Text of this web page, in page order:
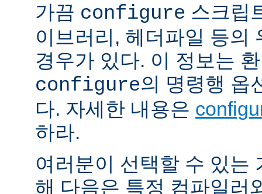
가끔 configure 스크립
이브러리, 헤더파일 등의
경우가 있다. 이 정보는
configure의 명령행 옵
다. 자세한 내용은
하라.
여러분이 선택할 수 있는
해 다음은 특정 컴파일러